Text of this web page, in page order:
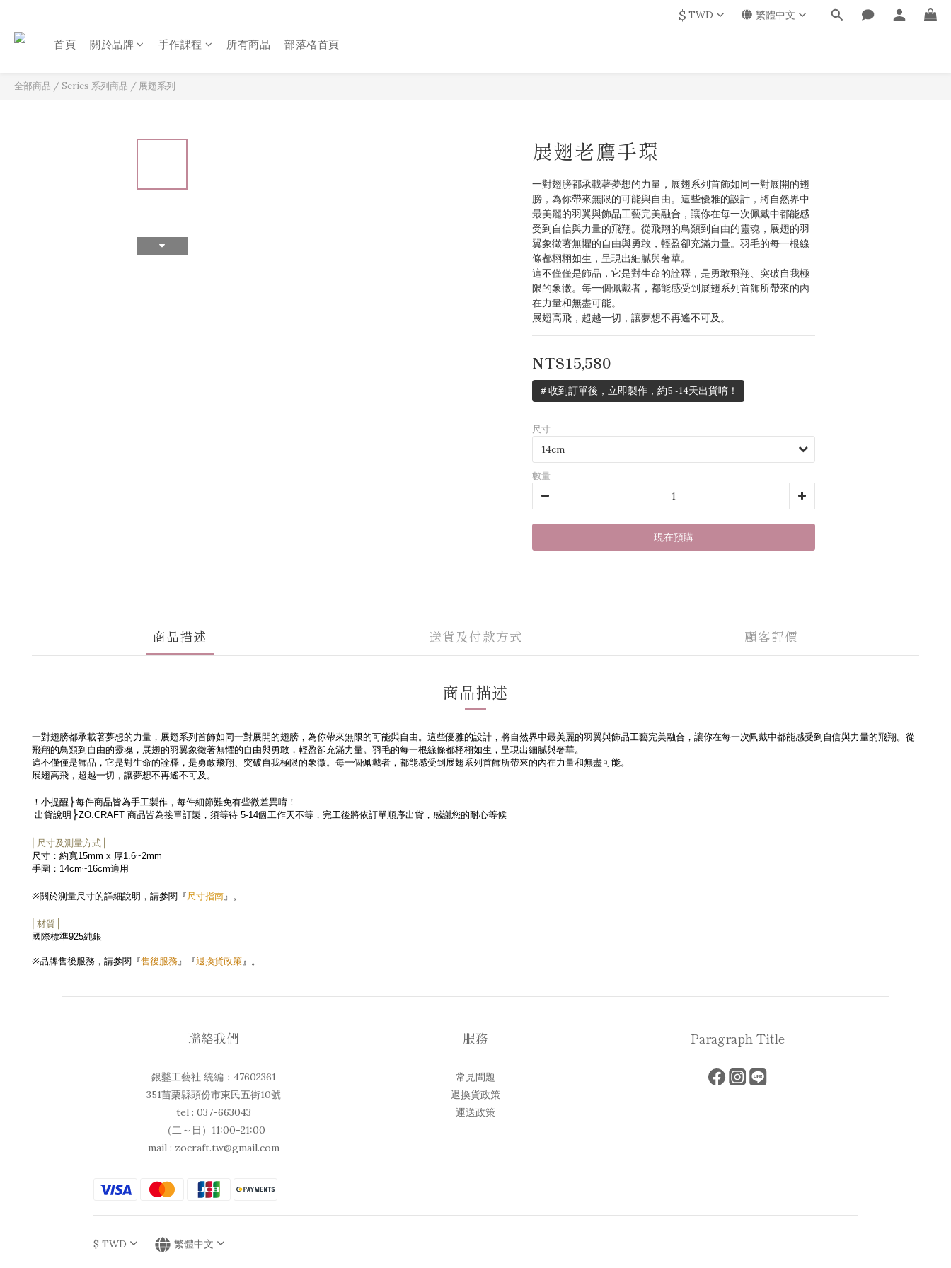
$ TWD 繁體中文
首頁 關於品牌 手作課程 所有商品 部落格首頁
全部商品 /Series 系列商品 / 展翅系列
展翅老鷹手環
一對翅膀都承載著夢想的力量，展翅系列首飾如同一對展開的翅
膀，為你帶來無限的可能與自由。這些優雅的設計，將自然界中
最美麗的羽翼與飾品工藝完美融合，讓你在每一次佩戴中都能感
受到自信與力量的飛翔。從飛翔的鳥類到自由的靈魂，展翅的羽
翼象徵著無懼的自由與勇敢，輕盈卻充滿力量。羽毛的每一根線
條都栩栩如生，呈現出細膩與奢華。
這不僅僅是飾品，它是對生命的詮釋，是勇敢飛翔、突破自我極
限的象徵。每一個佩戴者，都能感受到展翅系列首飾所帶來的內
在力量和無盡可能。
展翅高飛，超越一切，讓夢想不再遙不可及。
NT$15,580
＃收到訂單後，立即製作，約5~14天出貨唷！
尺寸
數量
現在預購
商品描述 送貨及付款方式 顧客評價
商品描述
一對翅膀都承載著夢想的力量，展翅系列首飾如同一對展開的翅膀，為你帶來無限的可能與自由。這些優雅的設計，將自然界中最美麗的羽翼與飾品工藝完美融合，讓你在每一次佩戴中都能感受到自信與力量的飛翔。從
飛翔的鳥類到自由的靈魂，展翅的羽翼象徵著無懼的自由與勇敢，輕盈卻充滿力量。羽毛的每一根線條都栩栩如生，呈現出細膩與奢華。
這不僅僅是飾品，它是對生命的詮釋，是勇敢飛翔、突破自我極限的象徵。每一個佩戴者，都能感受到展翅系列首飾所帶來的內在力量和無盡可能。
展翅高飛，超越一切，讓夢想不再遙不可及。
！小提醒 ⎬每件商品皆為手工製作，每件細節難免有些微差異唷！
出貨說明 ⎬ZO.CRAFT 商品皆為接單訂製，須等待 5-14個工作天不等，完工後將依訂單順序出貨，感謝您的耐心等候
⎜尺寸及測量方式⎟
尺寸：約寬15mm x 厚1.6~2mm
手圍： 14cm~16cm適用
※關於測量尺寸的詳細說明，請參閱『尺寸指南』。
⎜材質⎟
國際標準925純銀
※品牌售後服務，請參閱『售後服務』『退換貨政策』。
聯絡我們
銀鑿工藝社 統編：47602361
351苗栗縣頭份市東民五街10號
tel : 037-663043
（二～日）11:00-21:00
mail : zocraft.tw@gmail.com
服務
常見問題
退換貨政策
運送政策
Paragraph Title
$ TWD 繁體中文